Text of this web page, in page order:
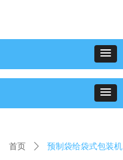
首页 ꄲ 预制袋给袋式包装机